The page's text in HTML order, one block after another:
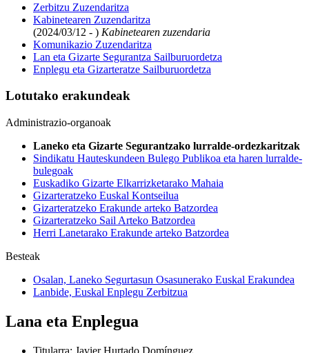
Zerbitzu Zuzendaritza
Kabinetearen Zuzendaritza
(2024/03/12 - ) Kabinetearen zuzendaria
Komunikazio Zuzendaritza
Lan eta Gizarte Segurantza Sailburuordetza
Enplegu eta Gizarteratze Sailburuordetza
Lotutako erakundeak
Administrazio-organoak
Laneko eta Gizarte Segurantzako lurralde-ordezkaritzak
Sindikatu Hauteskundeen Bulego Publikoa eta haren lurralde-
bulegoak
Euskadiko Gizarte Elkarrizketarako Mahaia
Gizarteratzeko Euskal Kontseilua
Gizarteratzeko Erakunde arteko Batzordea
Gizarteratzeko Sail Arteko Batzordea
Herri Lanetarako Erakunde arteko Batzordea
Besteak
Osalan, Laneko Segurtasun Osasunerako Euskal Erakundea
Lanbide, Euskal Enplegu Zerbitzua
Lana eta Enplegua
Titularra: Javier Hurtado Domínguez